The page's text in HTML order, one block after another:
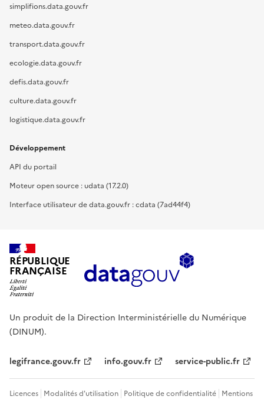
simplifions.data.gouv.fr
meteo.data.gouv.fr
transport.data.gouv.fr
ecologie.data.gouv.fr
defis.data.gouv.fr
culture.data.gouv.fr
logistique.data.gouv.fr
Développement
API du portail
Moteur open source : udata (17.2.0)
Interface utilisateur de data.gouv.fr : cdata (7ad44f4)
RÉPUBLIQUE
FRANÇAISE
Un produit de la Direction Interministérielle du Numérique
(DINUM).
legifrance.gouv.fr info.gouv.fr service-public.fr
Licences Modalités d'utilisation Politique de confidentialité Mentions